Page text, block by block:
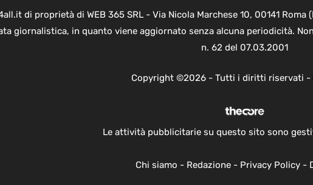
di proprietà di WEB 365 SRL - Via Nicola Marchese 10, 00141 Roma
giornalistica, in quanto viene aggiornato senza alcuna periodicità.
n. 62 del 07.03.2001
Copyright ©2026 - Tutti i diritti riservati -
Le attività pubblicitarie su questo sito sono
Chi siamo - Redazione- Privacy Policy-